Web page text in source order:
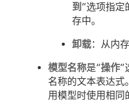
到 ”选项指定
存中。
卸载：从内
模型名称是“操作”
名称的文本表达式
用模型时使用相同